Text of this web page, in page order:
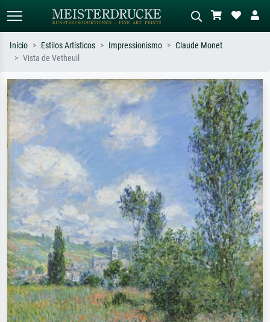
Pesquise por artista, título ou estilo –
ex: Monet, Noite Estrelada,
impressionismo, onda de Hokusai, nu.
Descreva a cena – ex: prado verde,
abstrato com muito vermelho, pintura
a óleo escura, nu em pé ao lado de
uma árvore.
Início Estilos Artísticos Impressionismo
Claude Monet
Vista de Vetheuil